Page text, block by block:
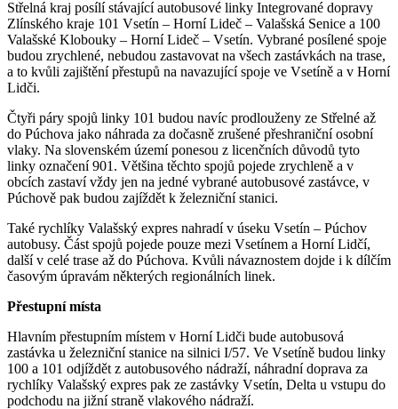
Střelná kraj posílí stávající autobusové linky Integrované dopravy
Zlínského kraje 101 Vsetín – Horní Lideč – Valašská Senice a 100
Valašské Klobouky – Horní Lideč – Vsetín. Vybrané posílené spoje
budou zrychlené, nebudou zastavovat na všech zastávkách na trase,
a to kvůli zajištění přestupů na navazující spoje ve Vsetíně a v Horní
Lidči.
Čtyři páry spojů linky 101 budou navíc prodlouženy ze Střelné až
do Púchova jako náhrada za dočasně zrušené přeshraniční osobní
vlaky. Na slovenském území ponesou z licenčních důvodů tyto
linky označení 901. Většina těchto spojů pojede zrychleně a v
obcích zastaví vždy jen na jedné vybrané autobusové zastávce, v
Púchově pak budou zajíždět k železniční stanici.
Také rychlíky Valašský expres nahradí v úseku Vsetín – Púchov
autobusy. Část spojů pojede pouze mezi Vsetínem a Horní Lidčí,
další v celé trase až do Púchova. Kvůli návaznostem dojde i k dílčím
časovým úpravám některých regionálních linek.
Přestupní místa
Hlavním přestupním místem v Horní Lidči bude autobusová
zastávka u železniční stanice na silnici I/57. Ve Vsetíně budou linky
100 a 101 odjíždět z autobusového nádraží, náhradní doprava za
rychlíky Valašský expres pak ze zastávky Vsetín, Delta u vstupu do
podchodu na jižní straně vlakového nádraží.